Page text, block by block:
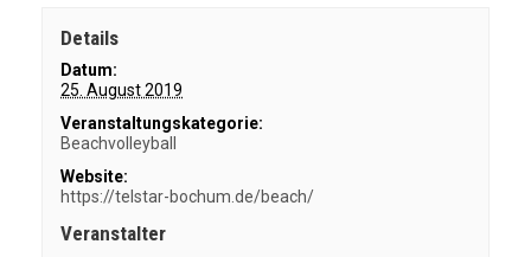
Details
Datum:
25. August 2019
Veranstaltungskategorie:
Beachvolleyball
Website:
https://telstar-bochum.de/beach/
Veranstalter